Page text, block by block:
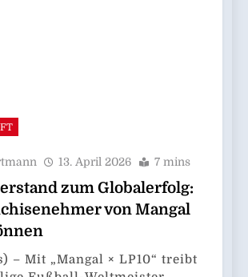
13. April 2026 7 mins
zum Globalerfolg:
von Mangal
– Mit „Mangal × LP10“ treibt